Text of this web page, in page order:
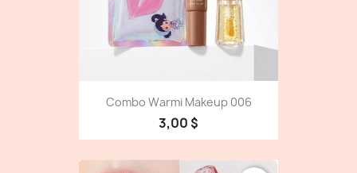
Combo Warmi Makeup 006
3,00 $